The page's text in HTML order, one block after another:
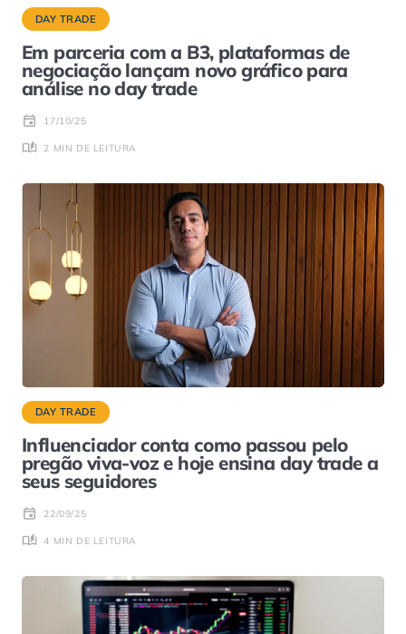
DAY TRADE
Em parceria com a B3, plataformas de
negociação lançam novo gráfico para
análise no day trade
17/10/25
2 MIN DE LEITURA
DAY TRADE
Influenciador conta como passou pelo
pregão viva-voz e hoje ensina day trade a
seus seguidores
22/09/25
4 MIN DE LEITURA